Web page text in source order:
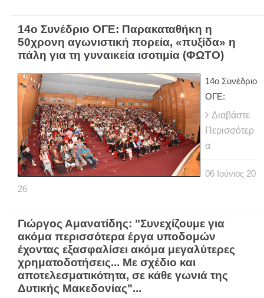
14ο Συνέδριο ΟΓΕ: Παρακαταθήκη η
50χρονη αγωνιστική πορεία, «πυξίδα» η
πάλη για τη γυναικεία ισοτιμία (ΦΩΤΟ)
14ο Συνέδριο
ΟΓΕ:
Διαβάστε
Περισσότερ
α
06 Ιούνιος 20
26
Γιώργος Αμανατίδης: "Συνεχίζουμε για
ακόμα περισσότερα έργα υποδομών
έχοντας εξασφαλίσει ακόμα μεγαλύτερες
χρηματοδοτήσεις... Με σχέδιο και
αποτελεσματικότητα, σε κάθε γωνιά της
Δυτικής Μακεδονίας"...